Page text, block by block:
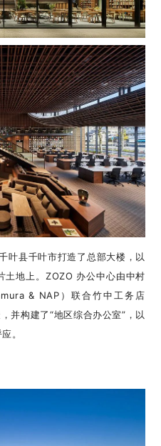
叶县千叶市打造了总部大楼，以
土地上。ZOZO 办公中心由中村
& NAP）联合竹中工务店
并构建了“地区综合办公室”，以
。